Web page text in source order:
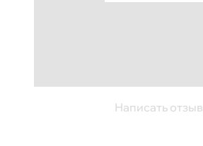
Написать отзыв